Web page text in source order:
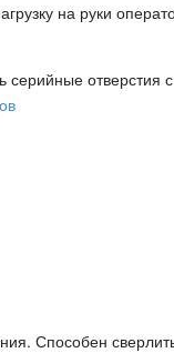
на руки
серийные отверстия
Способен